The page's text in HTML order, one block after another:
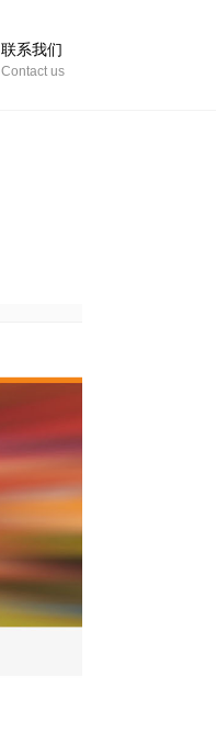
联系我们
Contact us